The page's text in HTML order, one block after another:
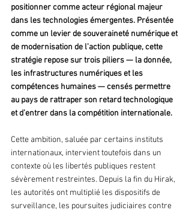
positionner comme acteur régional majeur
dans les technologies émergentes. Présentée
comme un levier de souveraineté numérique et
de modernisation de l’action publique, cette
stratégie repose sur trois piliers — la donnée,
les infrastructures numériques et les
compétences humaines — censés permettre
au pays de rattraper son retard technologique
et d’entrer dans la compétition internationale.
Cette ambition, saluée par certains instituts
internationaux, intervient toutefois dans un
contexte où les libertés publiques restent
sévèrement restreintes. Depuis la fin du Hirak,
les autorités ont multiplié les dispositifs de
surveillance, les poursuites judiciaires contre